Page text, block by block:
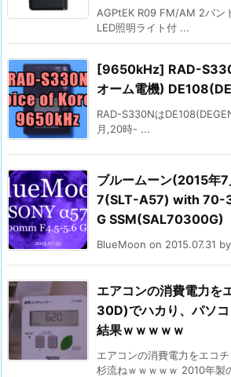
AGPtEK R09 FM/AM 2バン
LED照明ライト付 ...
[9650kHz] RAD-
オーム電機)
RAD-S330Nは
月,20時- ...
ブルームーン(2015年
7(SLT-A57) with 70-
G SSM(SAL70300G)
BlueMoon on 2015.07.31
エアコンの消費電力を
30D)でハカり、パソ
結果ｗｗｗｗｗ
エアコンの消費電力をエコ
杉流ねｗｗｗｗｗ 2010年製